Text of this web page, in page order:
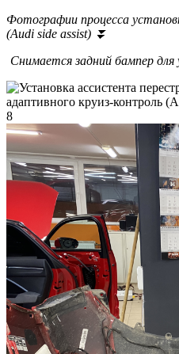
Фотографии процесса
(Audi side assist) ⏬
Снимается задний бампер